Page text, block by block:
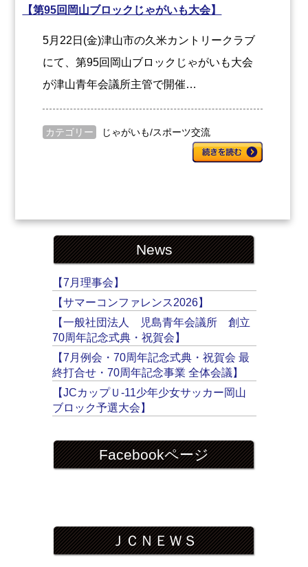
【第95回岡山ブロックじゃがいも大会】
5月22日(金)津山市の久米カントリークラブ
にて、第95回岡山ブロックじゃがいも大会
が津山青年会議所主管で開催…
カテゴリー じゃがいも/スポーツ交流
News
【7月理事会】
【サマーコンファレンス2026】
【一般社団法人 児島青年会議所 創立
70周年記念式典・祝賀会】
【7月例会・70周年記念式典・祝賀会 最
終打合せ・70周年記念事業 全体会議】
【JCカップＵ-11少年少女サッカー岡山
ブロック予選大会】
Facebookページ
ＪＣＮＥＷＳ